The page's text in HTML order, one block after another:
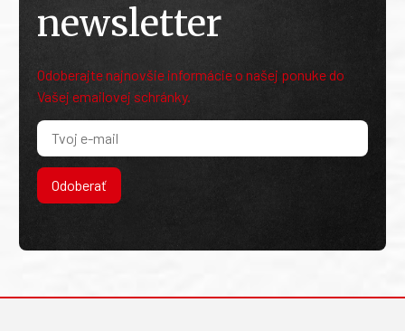
newsletter
Odoberajte najnovšie informácie o našej ponuke do
Vašej emailovej schránky.
Odoberať